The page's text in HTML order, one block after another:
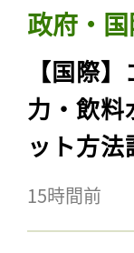
政府・
【国際
力・飲
ット方
15時間前